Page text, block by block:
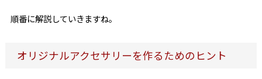
順番に解説していきますね。
オリジナルアクセサリーを作るためのヒント